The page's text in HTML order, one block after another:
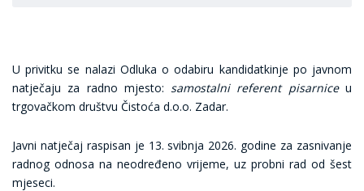
U privitku se nalazi Odluka o odabiru kandidatkinje po javnom
natječaju za radno mjesto:samostalni referent pisarniceu
trgovačkom društvu Čistoća d.o.o. Zadar.
Javni natječaj raspisan je 13. svibnja 2026. godine za zasnivanje
radnog odnosa na neodređeno vrijeme, uz probni rad od šest
mjeseci.